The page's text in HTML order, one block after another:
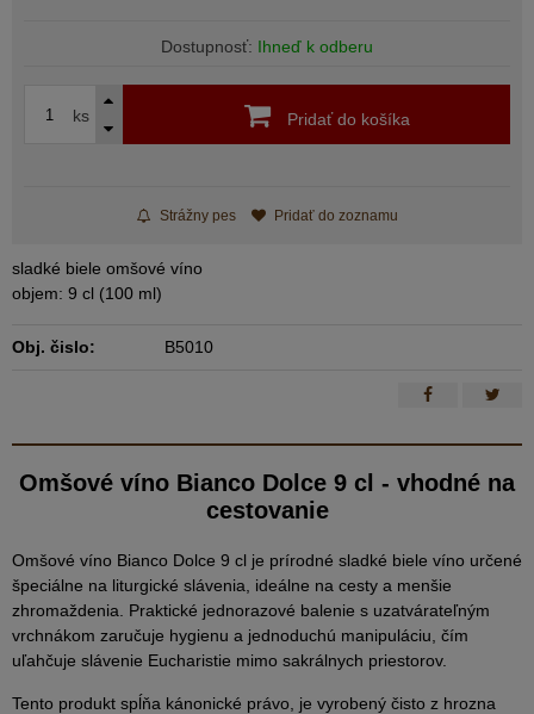
Dostupnosť: Ihneď k odberu
ks Pridať do košíka
Strážny pes Pridať do zoznamu
sladké biele omšové víno
objem: 9 cl (100 ml)
Obj. čislo: B5010
Omšové víno Bianco Dolce 9 cl - vhodné na
cestovanie
Omšové víno Bianco Dolce 9 cl je prírodné sladké biele víno určené
špeciálne na liturgické slávenia, ideálne na cesty a menšie
zhromaždenia. Praktické jednorazové balenie s uzatvárateľným
vrchnákom zaručuje hygienu a jednoduchú manipuláciu, čím
uľahčuje slávenie Eucharistie mimo sakrálnych priestorov.
Tento produkt spĺňa kánonické právo, je vyrobený čisto z hrozna